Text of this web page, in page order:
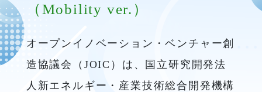
（Mobility ver.）
オープンイノベーション・ベンチャー創
造協議会（JOIC）は、国立研究開発法
人新エネルギー・産業技術総合開発機構